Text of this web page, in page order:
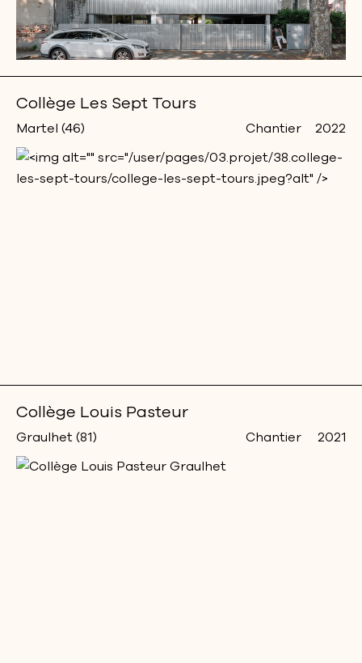
Collège Les Sept Tours
Chantier
Martel (46) 2022
Collège Louis Pasteur
Chantier
Graulhet (81) 2021